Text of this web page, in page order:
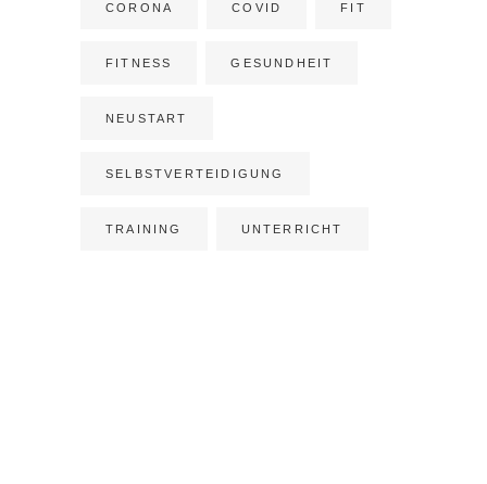
CORONA COVID FIT
FITNESS GESUNDHEIT
NEUSTART
SELBSTVERTEIDIGUNG
TRAINING UNTERRICHT